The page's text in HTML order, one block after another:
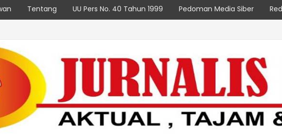
Tentang UU Pers No. 40 Tahun 1999 Pedoman Media Siber
Program Strategis Berjalan Sesuai PeRencana